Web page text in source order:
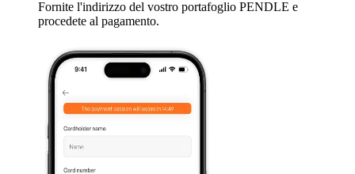
Fornite l'indirizzo del vostro portafoglio PENDLE e
procedete al pagamento.